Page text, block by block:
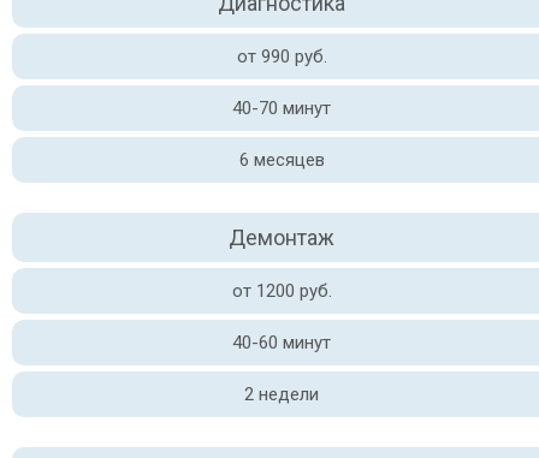
от 990 руб.
40-70 минут
6 месяцев
Демонтаж
от 1200 руб.
40-60 минут
2 недели